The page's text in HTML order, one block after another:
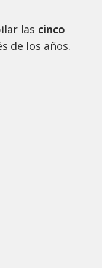
las cinco
de los años.